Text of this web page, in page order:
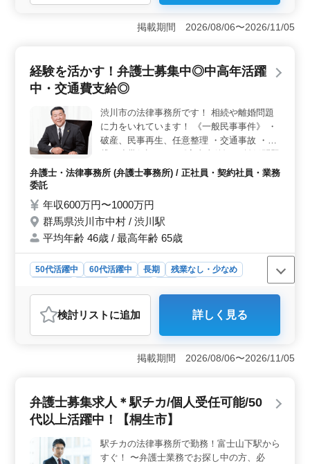
ックではシニアの方々も積極的に採用されています。車
通勤が可能で残業が少なく、長期勤務も歓迎されていま
す。女性の方も多く活躍しており、働きやすい環境が整
医療行為やバイタルサインの測定、カルテの記録、整理
など様々な業務があります。5年以上の看護師実務経験を
お持ちの方を求めています。 ＜ポイント＞ 社会保
険が完備されており、車通勤も可能です。有給取得率が
高いためメリハリをつけた働き方ができます。資格手当
もあり、給与面でもしっかりとした待遇が提供されてい
ます。
掲載期間 2026/08/06〜2026/11/05
経験を活かす！弁護士募集中◎中高年活躍
中・交通費支給◎
渋川市の法律事務所です！ 相続や離婚問題
に力をいれています！ 《一般民事事件》 ・
破産、民事再生、任意整理 ・交通事故 ・賃
・不倫慰謝料 ・相続 など 最近60代新入スタ
弁護士・法律事務所 (弁護士事務所) / 正社員・契約社員・業務
委託
年収600万円〜1000万円
群馬県渋川市中村 / 渋川駅
平均年齢 46歳 / 最高年齢 65歳
50代活躍中 60代活躍中 長期
残業なし・少なめ
おすすめポイント
＜経験を活かせる環境＞ 渋川市の法律事務所で弁護士
を募集しています。相続や離婚問題を中心に一般民事事
件も多く取り扱っています。経験・知識・スキルを活用
代も活躍中の職場です。年齢に関係なく、経験豊富な方
を求めています。落ち着いた環境で自身のスキルを存分
勤務で土日祝休み、残業なしの働きやすい環境です。社
会保険完備、通勤手当の実費支給、個人受任も可能で弁
検討リスト に追加 詳しく見る
掲載期間 2026/08/06〜2026/11/05
弁護士募集求人＊駅チカ/個人受任可能/50
代以上活躍中！【桐生市】
駅チカの法律事務所で勤務！富士山下駅から
すぐ！ 〜弁護士業務でお探し中の方、必